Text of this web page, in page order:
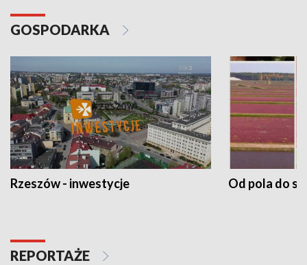
GOSPODARKA
Rzeszów - inwestycje Od pola do
REPORTAŻE